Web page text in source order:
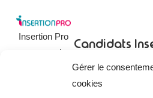
Gérer le
cookies
Insertion Pro
est une action
Candidats
emploi